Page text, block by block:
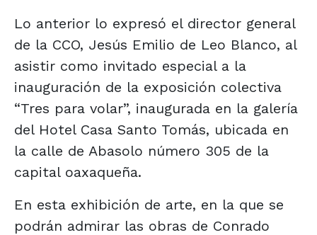
Lo anterior lo expresó el director general
de la CCO, Jesús Emilio de Leo Blanco, al
asistir como invitado especial a la
inauguración de la exposición colectiva
“Tres para volar”, inaugurada en la galería
del Hotel Casa Santo Tomás, ubicada en
la calle de Abasolo número 305 de la
capital oaxaqueña.
En esta exhibición de arte, en la que se
podrán admirar las obras de Conrado